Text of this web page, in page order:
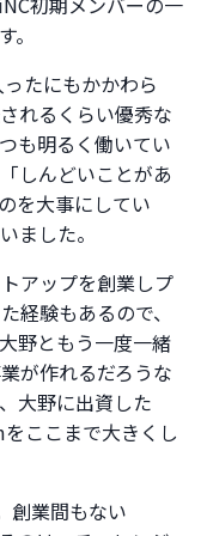
たにもかかわら
れるくらい優秀な
も明るく働いてい
しんどいことがあ
を大事にしてい
ました。
アップを創業しプ
経験もあるので、
野ともう一度一緒
が作れるだろうな
大野に出資した
ここまで大きくし
創業間もない